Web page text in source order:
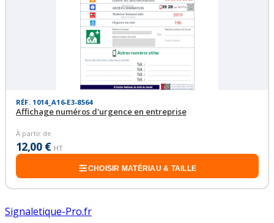
RÉF. 1014_A16-E3-8564
Affichage numéros d'urgence en entreprise
À partir de
12,00 € HT
CHOISIR MATÉRIAU & TAILLE
Signaletique-Pro.fr